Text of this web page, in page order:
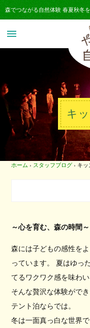
森でつながる自然体験 春夏秋冬
menu
キ
ホーム › スタッフブログ › キッ
～心を育む、森の時間
森には子どもの感性を
っています。 夏はゆっ
てるワクワク感を味わ
そんな贅沢な体験がで
テント泊ならでは。
冬は一面真っ白な世界